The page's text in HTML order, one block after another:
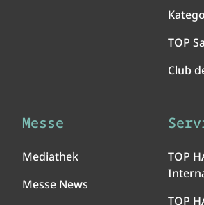
TOP
Club
Messe
Mediathek
Messe News
TOP
TOP